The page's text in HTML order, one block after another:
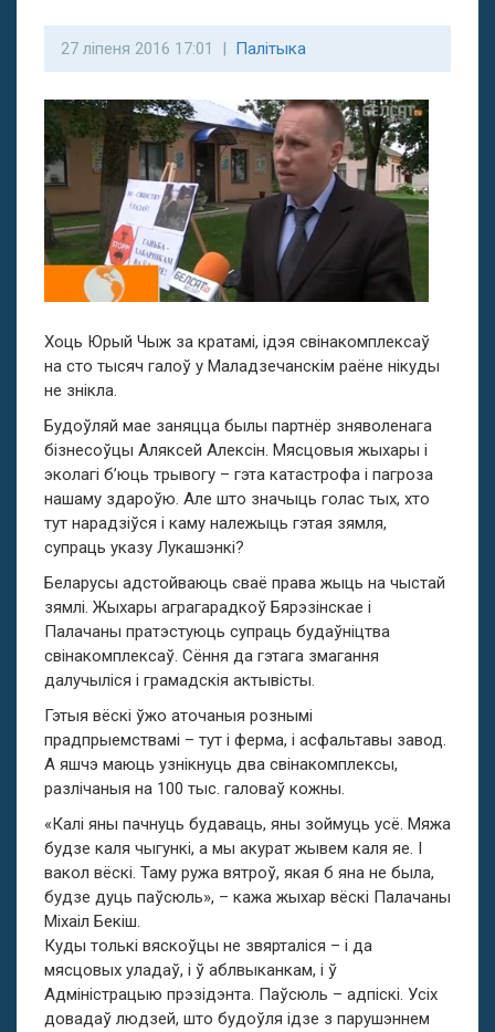
27 ліпеня 2016 17:01 | Палітыка
Хоць Юрый Чыж за кратамі, ідэя свінакомплексаў
на сто тысяч галоў у Маладзечанскім раёне нікуды
не знікла.
Будоўляй мае заняцца былы партнёр зняволенага
бізнесоўцы Аляксей Алексін. Мясцовыя жыхары і
эколагі бʼюць трывогу – гэта катастрофа і пагроза
нашаму здароўю. Але што значыць голас тых, хто
тут нарадзіўся і каму належыць гэтая зямля,
супраць указу Лукашэнкі?
Беларусы адстойваюць сваё права жыць на чыстай
зямлі. Жыхары аграгарадкоў Бярэзінскае і
Палачаны пратэстуюць супраць будаўніцтва
свінакомплексаў. Сёння да гэтага змагання
далучыліся і грамадскія актывісты.
Гэтыя вёскі ўжо аточаныя рознымі
прадпрыемствамі – тут і ферма, і асфальтавы завод.
А яшчэ маюць узнікнуць два свінакомплексы,
разлічаныя на 100 тыс. галоваў кожны.
«Калі яны пачнуць будаваць, яны зоймуць усё. Мяжа
будзе каля чыгункі, а мы акурат жывем каля яе. І
вакол вёскі. Таму ружа вятроў, якая б яна не была,
будзе дуць паўсюль», – кажа жыхар вёскі Палачаны
Міхаіл Бекіш.
Куды толькі вяскоўцы не звярталіся – і да
мясцовых уладаў, і ў аблвыканкам, і ў
Адміністрацыю прэзідэнта. Паўсюль – адпіскі. Усіх
довадаў людзей, што будоўля ідзе з парушэннем